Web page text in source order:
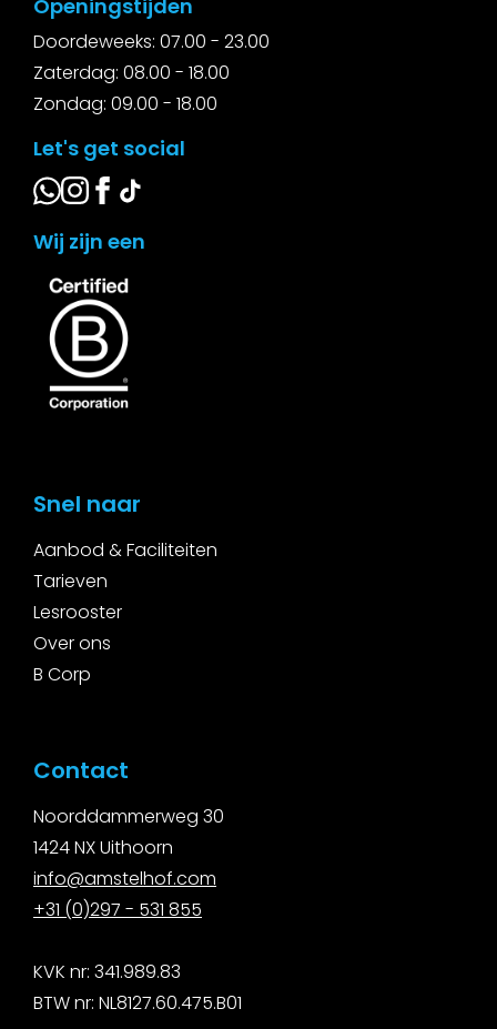
Openingstijden
Doordeweeks: 07.00 - 23.00
Zaterdag: 08.00 - 18.00
Zondag: 09.00 - 18.00
Let's get social
Wij zijn een
Snel naar
Aanbod & Faciliteiten
Tarieven
Lesrooster
Over ons
B Corp
Contact
Noorddammerweg 30
1424 NX Uithoorn
info@amstelhof.com
+31 (0)297 - 531 855
KVK nr: 341.989.83
BTW nr: NL8127.60.475.B01